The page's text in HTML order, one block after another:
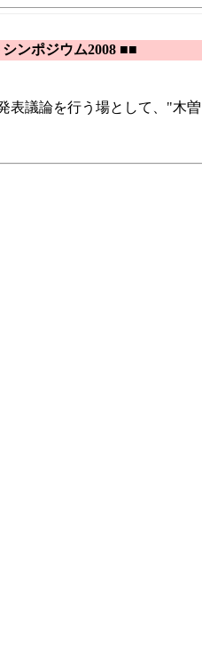
ンポジウム2008 ■■
議論を行う場として、"木